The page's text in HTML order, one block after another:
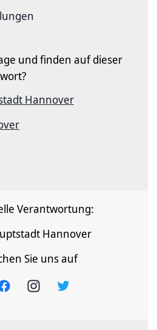
und finden auf dieser
Hannover
Verantwortung:
Hannover
Sie uns auf